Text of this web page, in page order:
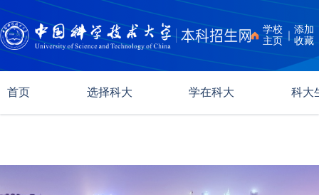
学校
主页
添加
收藏
首页 选择科大 学在科大 科大